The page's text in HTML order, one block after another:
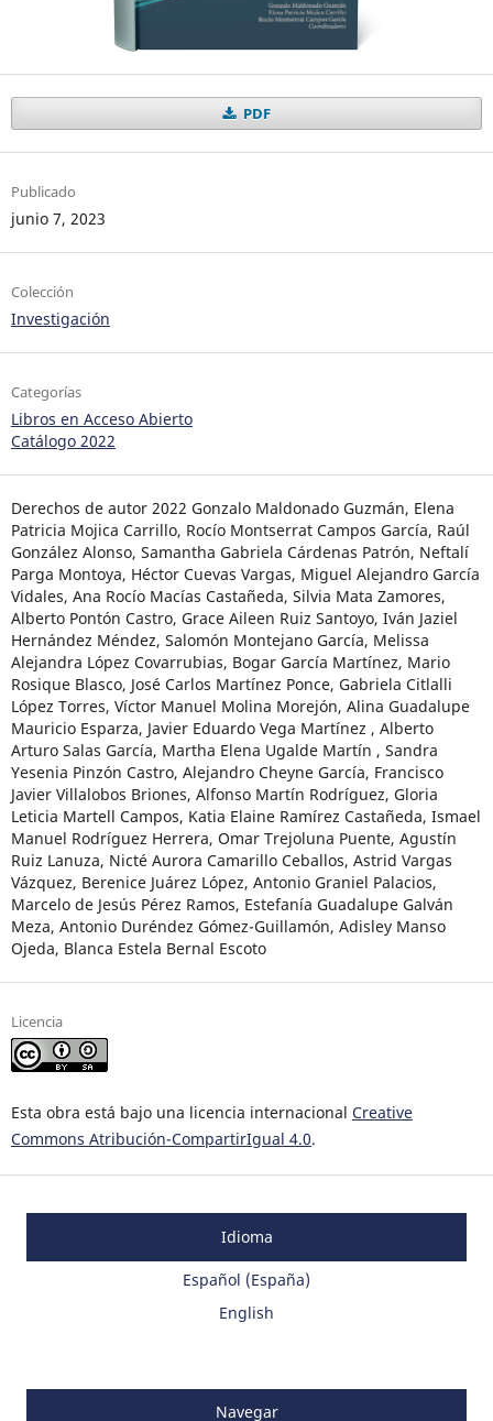
PDF
Publicado
junio 7, 2023
Colección
Investigación
Categorías
Libros en Acceso Abierto
Catálogo 2022
Derechos de autor 2022 Gonzalo Maldonado Guzmán, Elena
Patricia Mojica Carrillo, Rocío Montserrat Campos García, Raúl
González Alonso, Samantha Gabriela Cárdenas Patrón, Neftalí
Parga Montoya, Héctor Cuevas Vargas, Miguel Alejandro García
Vidales, Ana Rocío Macías Castañeda, Silvia Mata Zamores,
Alberto Pontón Castro, Grace Aileen Ruiz Santoyo, Iván Jaziel
Hernández Méndez, Salomón Montejano García, Melissa
Alejandra López Covarrubias, Bogar García Martínez, Mario
Rosique Blasco, José Carlos Martínez Ponce, Gabriela Citlalli
López Torres, Víctor Manuel Molina Morejón, Alina Guadalupe
Mauricio Esparza, Javier Eduardo Vega Martínez , Alberto
Arturo Salas García, Martha Elena Ugalde Martín , Sandra
Yesenia Pinzón Castro, Alejandro Cheyne García, Francisco
Javier Villalobos Briones, Alfonso Martín Rodríguez, Gloria
Leticia Martell Campos, Katia Elaine Ramírez Castañeda, Ismael
Manuel Rodríguez Herrera, Omar Trejoluna Puente, Agustín
Ruiz Lanuza, Nicté Aurora Camarillo Ceballos, Astrid Vargas
Vázquez, Berenice Juárez López, Antonio Graniel Palacios,
Marcelo de Jesús Pérez Ramos, Estefanía Guadalupe Galván
Meza, Antonio Duréndez Gómez-Guillamón, Adisley Manso
Ojeda, Blanca Estela Bernal Escoto
Licencia
Esta obra está bajo una licencia internacional Creative
Commons Atribución-CompartirIgual 4.0.
Idioma
Español (España)
English
Navegar